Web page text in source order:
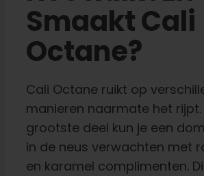
Smaakt Cali
Octane?
Cali Octane ruikt op
manieren naarmate het
grootste deel kun je een
in de neus verwachten met
en karamel complimenten.